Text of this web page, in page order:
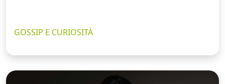
GOSSIP E CURIOSITÀ